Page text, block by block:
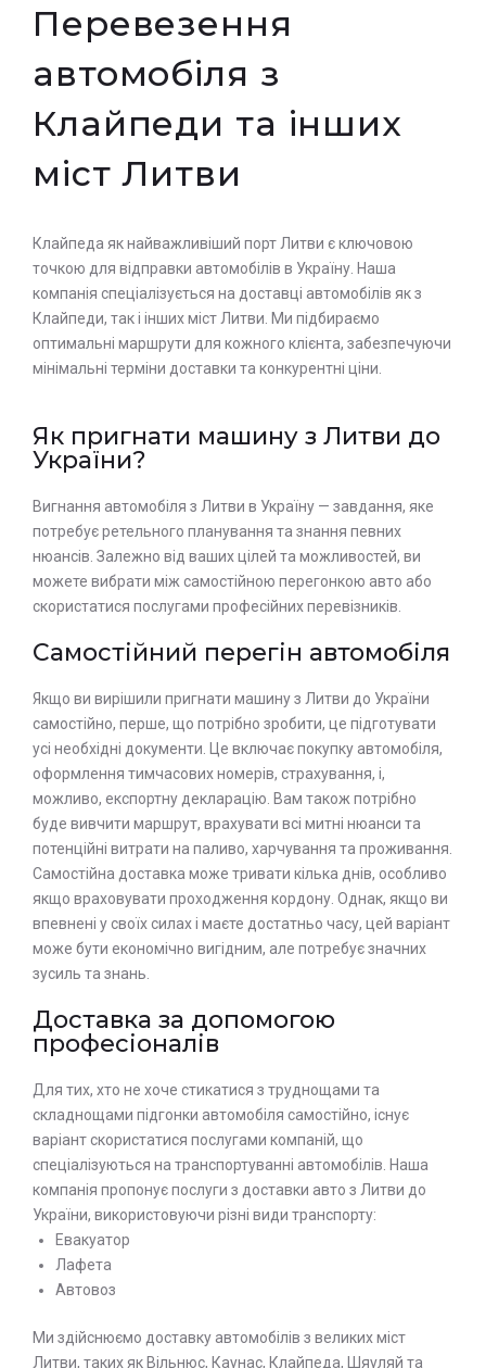
Перевезення
автомобіля з
Клайпеди та інших
міст Литви
Клайпеда як найважливіший порт Литви є ключовою
точкою для відправки автомобілів в Україну. Наша
компанія спеціалізується на доставці автомобілів як з
Клайпеди, так і інших міст Литви. Ми підбираємо
оптимальні маршрути для кожного клієнта, забезпечуючи
мінімальні терміни доставки та конкурентні ціни.
Як пригнати машину з Литви до
України?
Вигнання автомобіля з Литви в Україну — завдання, яке
потребує ретельного планування та знання певних
нюансів. Залежно від ваших цілей та можливостей, ви
можете вибрати між самостійною перегонкою авто або
скористатися послугами професійних перевізників.
Самостійний перегін автомобіля
Якщо ви вирішили пригнати машину з Литви до України
самостійно, перше, що потрібно зробити, це підготувати
усі необхідні документи. Це включає покупку автомобіля,
оформлення тимчасових номерів, страхування, і,
можливо, експортну декларацію. Вам також потрібно
буде вивчити маршрут, врахувати всі митні нюанси та
потенційні витрати на паливо, харчування та проживання.
Самостійна доставка може тривати кілька днів, особливо
якщо враховувати проходження кордону. Однак, якщо ви
впевнені у своїх силах і маєте достатньо часу, цей варіант
може бути економічно вигідним, але потребує значних
зусиль та знань.
Доставка за допомогою
професіоналів
Для тих, хто не хоче стикатися з труднощами та
складнощами підгонки автомобіля самостійно, існує
варіант скористатися послугами компаній, що
спеціалізуються на транспортуванні автомобілів. Наша
компанія пропонує послуги з доставки авто з Литви до
України, використовуючи різні види транспорту:
Евакуатор
Лафета
Автовоз
Ми здійснюємо доставку автомобілів з великих міст
Литви, таких як Вільнюс, Каунас, Клайпеда, Шяуляй та